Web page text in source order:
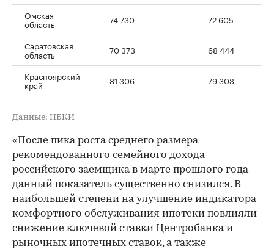
Омская
область 74 730 72 605
Саратовская
область 70 373 68 444
Красноярский
край 81 306 79 303
Данные: НБКИ
«После пика роста среднего размера
рекомендованного семейного дохода
российского заемщика в марте прошлого года
данный показатель существенно снизился. В
наибольшей степени на улучшение индикатора
комфортного обслуживания ипотеки повлияли
снижение ключевой ставки Центробанка и
рыночных ипотечных ставок, а также